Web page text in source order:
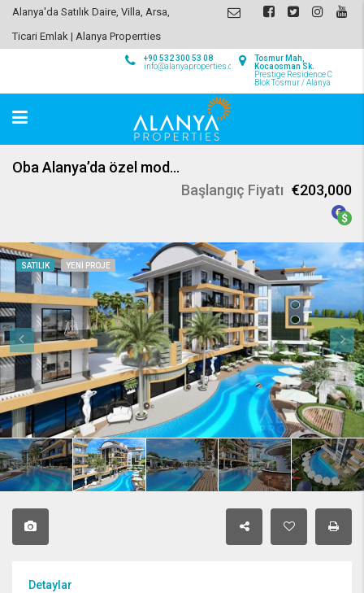
Alanya'da Satılık Daire, Villa, Arsa,
Ticari Emlak | Alanya Properrties
Tosmur Mah,
Kocaosman Sk.
Prestige Residence C
Blok Tosmur / Alanya
+90 532 300 53 08
info@alanyaproperties.com
Oba Alanya’da özel modern daireler
Başlangıç Fiyatı €203,000
SATILIK YENI PROJE
Detaylar